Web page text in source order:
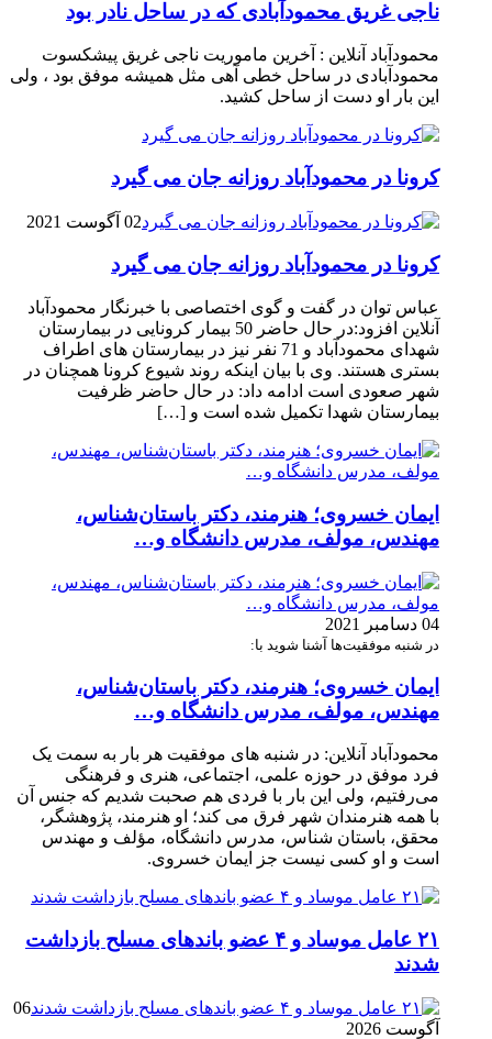
ناجی غریق محمودآبادی که در ساحل نادر بود
محمودآباد آنلاین : آخرین ماموریت ناجی غریق پیشکسوت
محمودآبادی در ساحل خطی آهی مثل همیشه موفق بود ، ولی
این بار او دست از ساحل کشید.
کرونا در محمودآباد روزانه جان می گیرد
02 آگوست 2021
کرونا در محمودآباد روزانه جان می گیرد
عباس توان در گفت و گوی اختصاصی با خبرنگار محمودآباد
آنلاین افزود:در حال حاضر 50 بیمار کرونایی در بیمارستان
شهدای محمودآباد و 71 نفر نیز در بیمارستان های اطراف
بستری هستند. وی با بیان اینکه روند شیوع کرونا همچنان در
شهر صعودی است ادامه داد: در حال حاضر ظرفیت
بیمارستان شهدا تکمیل شده است و […]
ایمان خسروی؛ هنرمند، دکتر باستان‌شناس،
مهندس، مولف، مدرس دانشگاه و…
04 دسامبر 2021
در شنبه موفقیت‌ها آشنا شوید با:
ایمان خسروی؛ هنرمند، دکتر باستان‌شناس،
مهندس، مولف، مدرس دانشگاه و…
محمودآباد آنلاین: در شنبه های موفقیت هر بار به سمت یک
فرد موفق در حوزه علمی، اجتماعی، هنری و فرهنگی
می‌رفتیم، ولی این بار با فردی هم صحبت شدیم که جنس آن
با همه هنرمندان شهر فرق می کند؛ او هنرمند، پژوهشگر،
محقق، باستان شناس، مدرس دانشگاه، مؤلف و مهندس
است و او کسی نیست جز ایمان خسروی.
۲۱ عامل موساد و ۴ عضو باند‌های مسلح بازداشت
شدند
06
آگوست 2026